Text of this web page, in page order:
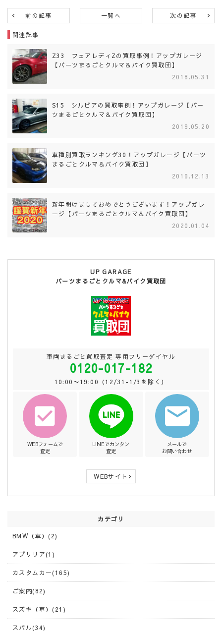
前の記事 一覧へ 次の記事
関連記事
Z33 フェアレディZの買取事例！アップガレージ
【パーツまるごとクルマ＆バイク買取団】
2018.05.31
S15 シルビアの買取事例！アップガレージ【パー
ツまるごとクルマ＆バイク買取団】
2019.05.20
車種別買取ランキング30！アップガレージ【パーツ
まるごとクルマ＆バイク買取団】
2019.12.13
新年明けましておめでとうございます！アップガレ
ージ【パーツまるごとクルマ＆バイク買取団】
2020.01.04
UP GARAGE
パーツまるごとクルマ&バイク買取団
車両まるごと買取査定 専用フリーダイヤル
0120-017-182
10:00〜19:00（12/31-1/3を除く）
WEBフォームで
査定
LINEでカンタン
査定
メールで
お問い合わせ
WEBサイト
カテゴリ
BMW（車）(2)
アプリリア(1)
カスタムカー(165)
ご案内(82)
スズキ（車）(21)
スバル(34)